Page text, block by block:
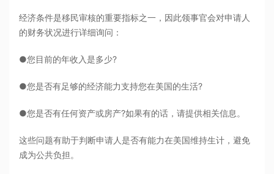
经济条件是移民审核的重要指标之一，因此领事官会对申请人
的财务状况进行详细询问：
●您目前的年收入是多少?
●您是否有足够的经济能力支持您在美国的生活?
●您是否有任何资产或房产?如果有的话，请提供相关信息。
这些问题有助于判断申请人是否有能力在美国维持生计，避免
成为公共负担。